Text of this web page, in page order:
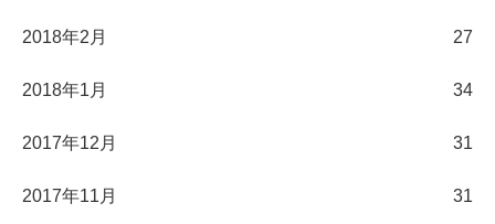
2018年2月 27
2018年1月 34
2017年12月 31
2017年11月 31